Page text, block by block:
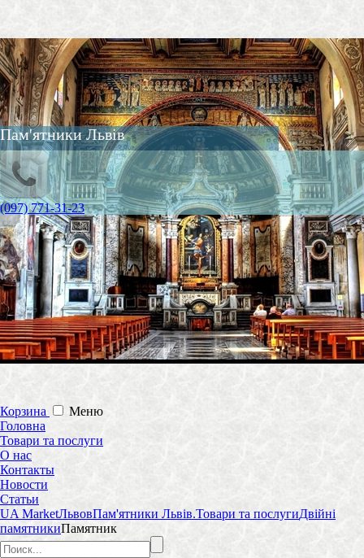
Пам'ятники Львів
(097) 771-31-23
Корзина
Меню
Головна
Товари та послуги
О нас
Контакты
Новости
Статьи
UA MarketЛьвовПам'ятники Львів.Товари та послугиДвійні
памятникиПамятник